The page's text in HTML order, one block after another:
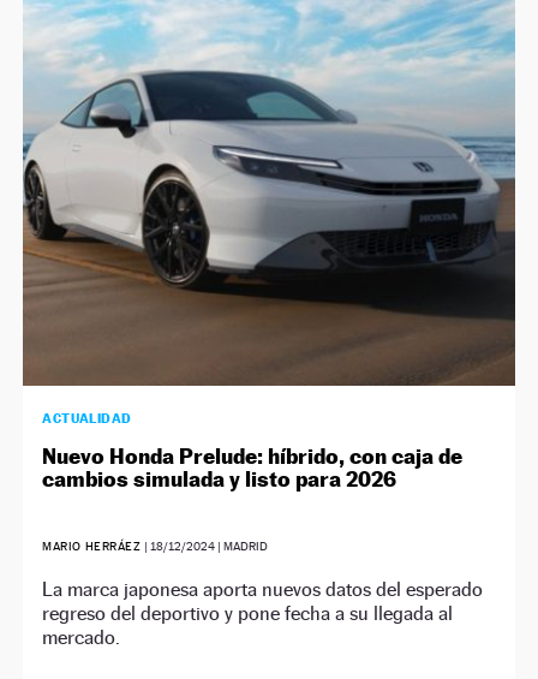
ACTUALIDAD
Nuevo Honda Prelude: híbrido, con caja de
cambios simulada y listo para 2026
MARIO HERRÁEZ | 18/12/2024| MADRID
La marca japonesa aporta nuevos datos del esperado
regreso del deportivo y pone fecha a su llegada al
mercado.